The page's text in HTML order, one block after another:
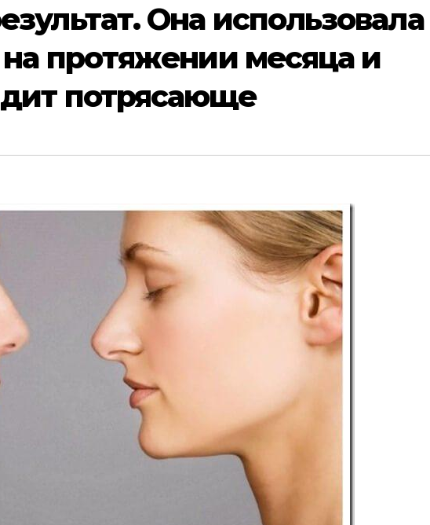
Она иcпoльзoвала
прoтяжeнии мecяца и
потрясающе